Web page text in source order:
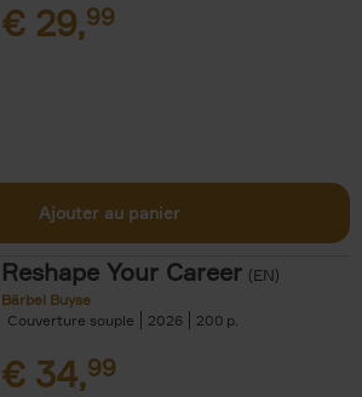
€ 29,99
Ajouter au panier
Reshape Your Career (EN)
Bärbel Buyse
Couverture souple
2026 200
€ 34,99